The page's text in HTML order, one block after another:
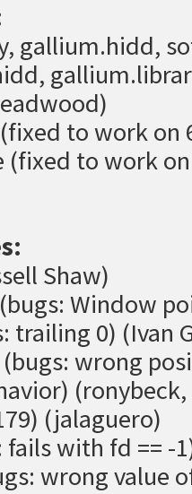
gallium.hidd,
to work
(fixed to work
Shaw)
Window
trailing 0) (Ivan
wrong
(jalaguero)
fails with fd == -
wrong value